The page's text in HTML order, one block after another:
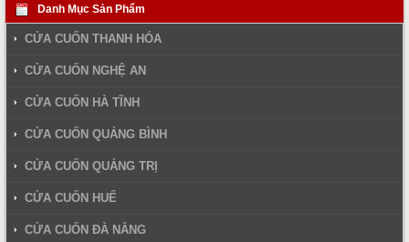
Danh Mục Sản Phẩm
CỬA CUỐN THANH HÓA
CỬA CUỐN NGHỆ AN
CỬA CUỐN HÀ TĨNH
CỬA CUỐN QUẢNG BÌNH
CỬA CUỐN QUẢNG TRỊ
CỬA CUỐN HUẾ
CỬA CUỐN ĐÀ NẴNG